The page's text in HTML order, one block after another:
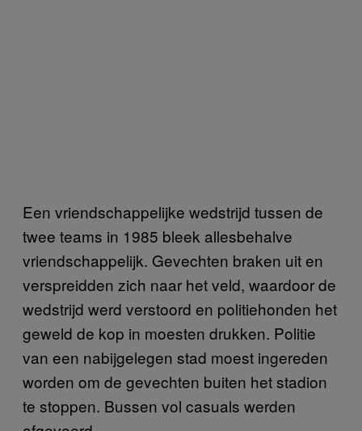
Een vriendschappelijke wedstrijd tussen de
twee teams in 1985 bleek allesbehalve
vriendschappelijk. Gevechten braken uit en
verspreidden zich naar het veld, waardoor de
wedstrijd werd verstoord en politiehonden het
geweld de kop in moesten drukken. Politie
van een nabijgelegen stad moest ingereden
worden om de gevechten buiten het stadion
te stoppen. Bussen vol casuals werden